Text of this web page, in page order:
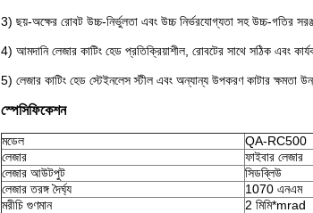
3) ছয়-অক্ষের রোবট উচ্চ-নির্ভুলতা এবং উচ্চ নির্ভরযোগ্যতা সহ উচ্চ-গতির
4) আমদানি লেজার কাটিং হেড প্রতিক্রিয়াশীল, রোবটের সাথে সঠিক এবং
5) লেজার কাটিং হেড স্টেইনলেস স্টীল এবং অন্যান্য উপকরণ কাটার
স্পেসিফিকেশন
মডেল
QA-RC500
লেজার
ফাইবার লেজার
লেজার আউটপুট
সিডব্লিউ
লেজার তরঙ্গ দৈর্ঘ্য
1070 এনএম
মরীচি গুণমান
2 মিমি*mrad